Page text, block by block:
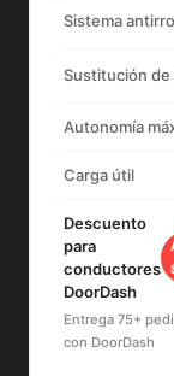
Sistema
Sustitución de
Autonomía
Carga útil
Descuento
para
conductores
DoorDash
Entrega 75+
con DoorDash